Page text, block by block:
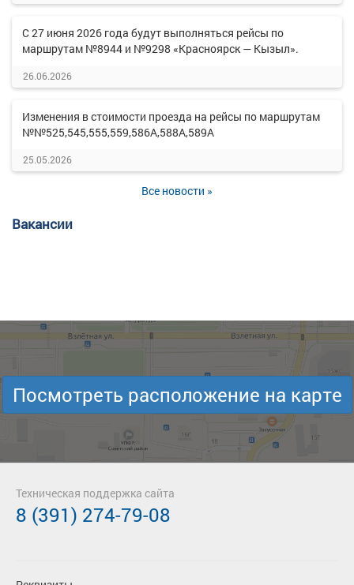
С 27 июня 2026 года будут выполняться рейсы по
маршрутам №8944 и №9298 «Красноярск — Кызыл».
26.06.2026
Изменения в стоимости проезда на рейсы по маршрутам
№№525,545,555,559,586А,588А,589А
25.05.2026
Все новости »
Вакансии
Посмотреть расположение на карте
Техническая поддержка сайта
8 (391) 274-79-08